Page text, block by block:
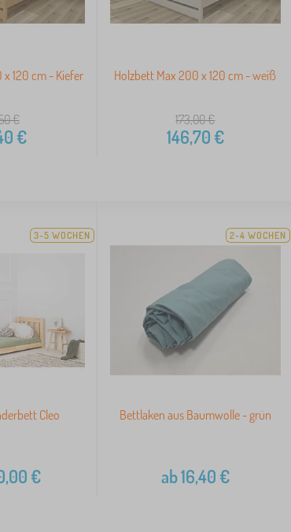
120 cm - Kiefer
€
€
Holzbett Max 200 x 120 cm - weiß
173,00€
146,70€
3-5 WOCHEN
Cleo
€
2-4 WOCHEN
Bettlaken aus Baumwolle - grün
ab16,40€